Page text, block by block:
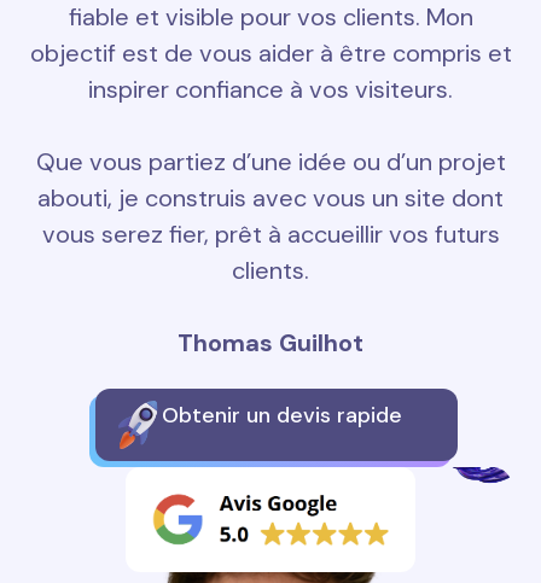
fiable et visible pour vos clients. Mon
objectif est de vous aider à être compris et
inspirer confiance à vos visiteurs.
Que vous partiez d’une idée ou d’un projet
abouti, je construis avec vous un site dont
vous serez fier, prêt à accueillir vos futurs
clients.
Thomas Guilhot
Obtenir un devis rapide